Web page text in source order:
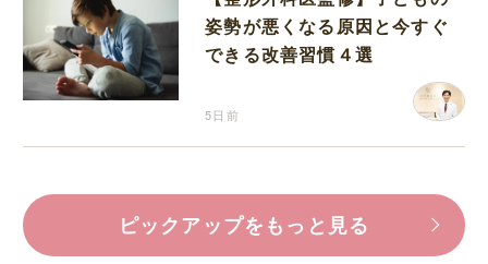
姿勢が悪くなる原因と今すぐ
できる改善習慣４選
5日前
ピックアップをもっと見る